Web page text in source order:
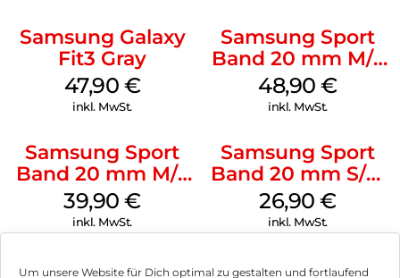
Um unsere Website für Dich optimal zu gestalten und fortlaufend
Samsung Galaxy
Fit3 Gray
47,90 €
inkl. MwSt.
Samsung Sport
Band 20 mm M/L
Galaxy Watch
Series Silber
48,90€
inkl. MwSt.
Samsung Sport
Band 20 mm M/L
Galaxy Watch4
Serie Graphite
39,90€
inkl. MwSt.
Samsung Sport
Band 20 mm S/M
Galaxy Watch4
Serie Graphite
26,90€
inkl. MwSt.